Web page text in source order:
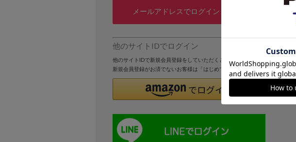
メールアドレスでログイン
メールアドレス
他のサイトIDでログイン
他のサイトIDで新規会員登録をしていただくと次回以降、そのIDでログイン
新規会員登録がお済でないお客様は「はじめてのお客様」より登録をおこな